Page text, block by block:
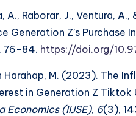
A., Raborar, J., Ventura,
Generation Z’s Purchase
76-84. https://doi.org/
Harahap, M. (2023). The
in Generation Z Tiktok
Economics (IIJSE), 6(3),